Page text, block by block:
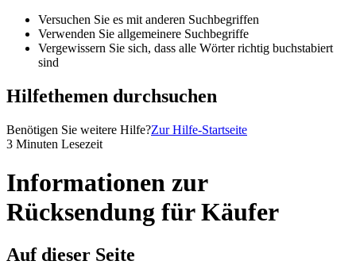
Versuchen Sie es mit anderen Suchbegriffen
Verwenden Sie allgemeinere Suchbegriffe
Vergewissern Sie sich, dass alle Wörter richtig buchstabiert
sind
Hilfethemen durchsuchen
Benötigen Sie weitere Hilfe?Zur Hilfe-Startseite
3 Minuten Lesezeit
Informationen zur
Rücksendung für Käufer
Auf dieser Seite